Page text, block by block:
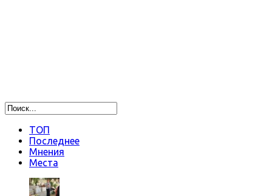
ТОП
Последнее
Мнения
Места